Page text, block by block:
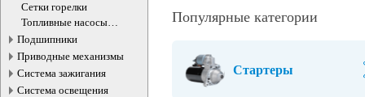
Сетки горелки
Топливные насосы
отопителя
Подшипники
Приводные механизмы
Система зажигания
Система освещения
Популярные категории
Стартеры